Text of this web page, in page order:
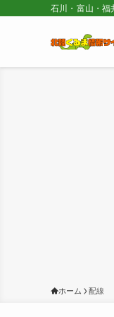
石川・富山・福
ホーム 配線